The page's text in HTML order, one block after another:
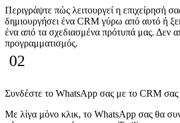
Περιγράψτε πώς λειτουργεί η επιχείρησή
δημιουργήσει ένα CRM γύρω από αυτό ή
ένα από τα σχεδιασμένα πρότυπά μας. Δεν
προγραμματισμός.
02
Συνδέστε το WhatsApp σας με το CRM σας
Με λίγα μόνο κλικ, το WhatsApp σας θα